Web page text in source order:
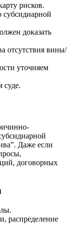
рисков.
субсидиарной
доказать
отсутствия вины/
уточняем
суде.
Даже если
договорных
распределение